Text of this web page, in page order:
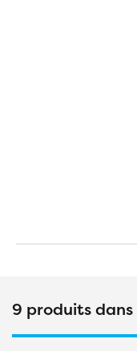
9 produits dans